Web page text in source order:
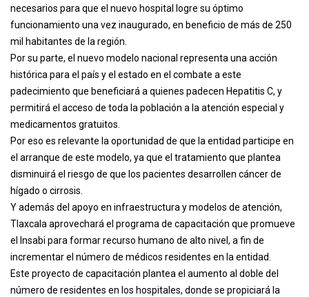
necesarios para que el nuevo hospital logre su óptimo
funcionamiento una vez inaugurado, en beneficio de más de 250
mil habitantes de la región.
Por su parte, el nuevo modelo nacional representa una acción
histórica para el país y el estado en el combate a este
padecimiento que beneficiará a quienes padecen Hepatitis C, y
permitirá el acceso de toda la población a la atención especial y
medicamentos gratuitos.
Por eso es relevante la oportunidad de que la entidad participe en
el arranque de este modelo, ya que el tratamiento que plantea
disminuirá el riesgo de que los pacientes desarrollen cáncer de
hígado o cirrosis.
Y además del apoyo en infraestructura y modelos de atención,
Tlaxcala aprovechará el programa de capacitación que promueve
el Insabi para formar recurso humano de alto nivel, a fin de
incrementar el número de médicos residentes en la entidad.
Este proyecto de capacitación plantea el aumento al doble del
número de residentes en los hospitales, donde se propiciará la